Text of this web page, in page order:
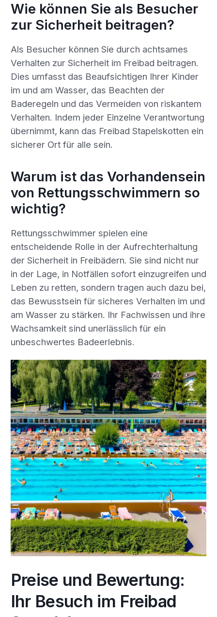
Wie können Sie als Besucher
zur Sicherheit beitragen?
Als Besucher können Sie durch achtsames
Verhalten zur Sicherheit im Freibad beitragen.
Dies umfasst das Beaufsichtigen Ihrer Kinder
im und am Wasser, das Beachten der
Baderegeln und das Vermeiden von riskantem
Verhalten. Indem jeder Einzelne Verantwortung
übernimmt, kann das Freibad Stapelskotten ein
sicherer Ort für alle sein.
Warum ist das Vorhandensein
von Rettungsschwimmern so
wichtig?
Rettungsschwimmer spielen eine
entscheidende Rolle in der Aufrechterhaltung
der Sicherheit in Freibädern. Sie sind nicht nur
in der Lage, in Notfällen sofort einzugreifen und
Leben zu retten, sondern tragen auch dazu bei,
das Bewusstsein für sicheres Verhalten im und
am Wasser zu stärken. Ihr Fachwissen und ihre
Wachsamkeit sind unerlässlich für ein
unbeschwertes Badeerlebnis.
Preise und Bewertung:
Ihr Besuch im Freibad